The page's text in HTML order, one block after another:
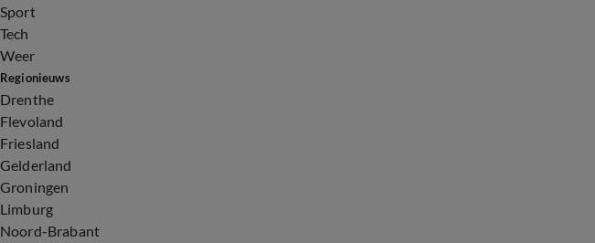
Sport
Tech
Weer
Regionieuws
Drenthe
Flevoland
Friesland
Gelderland
Groningen
Limburg
Noord-Brabant